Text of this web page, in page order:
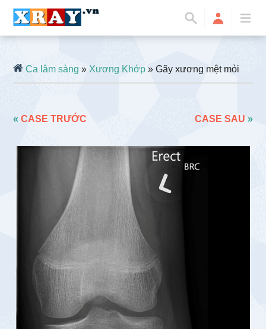
Ca lâm sàng »Xương Khớp » Gãy xương mệt mỏi
«CASE TRƯỚC CASE SAU »